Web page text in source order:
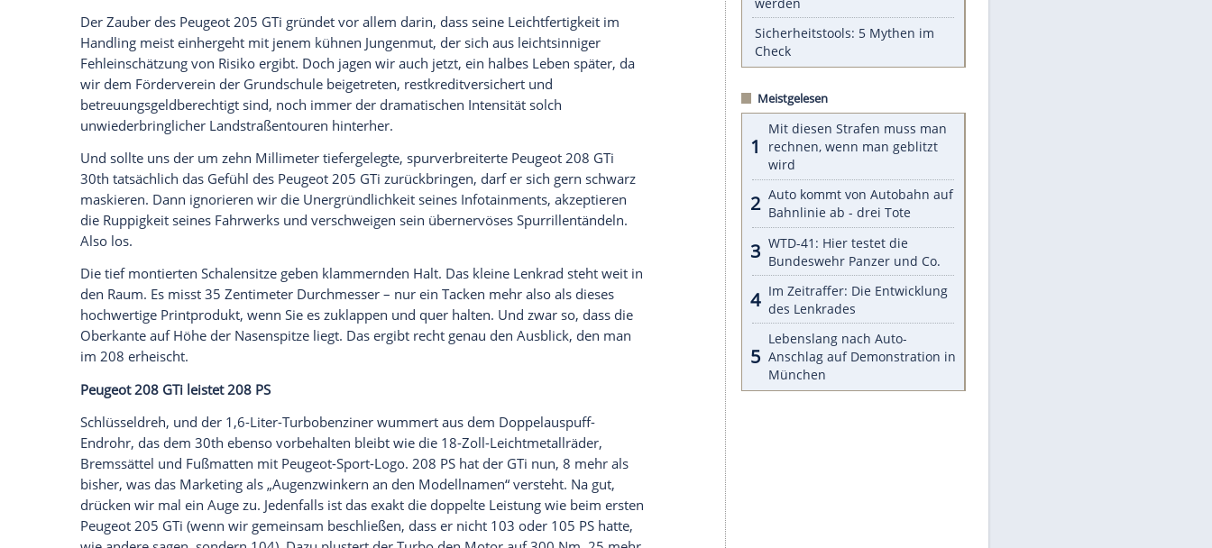
Empfohlener externer Inhalt:
Glomex GmbH
Wir benötigen Ihre Zustimmung, um den von unserer Redaktion eingebundenen Inhalt von Glomex GmbH
anzuzeigen. Sie können diesen mit einem Klick anzeigen lassen und auch wieder deaktivieren.
jetzt aktivieren
Ich bin damit einverstanden, dass mir externe Inhalte angezeigt werden. Damit können personenbezogene
Daten an Drittplattformen übermittelt werden.Mehr dazu in unseren Datenschutzhinweisen.
Während wir mit demPeugeot205 GTi noch in Erinnerungen erschaudern, rollt der
Jubiläums-208-GTi an. Und ja, wir haben uns auch als Erstes gefragt, was das denn soll mit
diesem mattschwarzen Überstreifer von derMotorhaubebis zum hinteren Seitenfenster.
Fragen uns das noch immer, weil selbst diePresseabteilungdarauf eher ausweichend
antwortet.
im
Handling meist einhergeht mit jenem kühnen Jungenmut, der sich aus leichtsinniger
Fehleinschätzungvon Risiko ergibt. Doch jagen wir auch jetzt, ein halbes Leben später, da
wir dem Förderverein der Grundschule beigetreten, restkreditversichert und
betreuungsgeldberechtigt sind, noch immer der dramatischen Intensität solch
unwiederbringlicher Landstraßentouren hinterher.
Unsere Themen-Highlights
Diese Promi-Outfits sorgten für
Aufruhr!
Was bei der Vogelfütterung
wirklich sinnvoll ist
zum Verbleib des FIFA-Chefs
des Lenkrades
Lebensmittel, die nicht schlecht
werden